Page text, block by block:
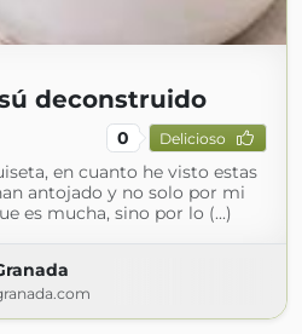
deconstruido
0 Delicioso
en cuanto he visto estas
antojado y no solo por mi
es mucha, sino por lo (...)